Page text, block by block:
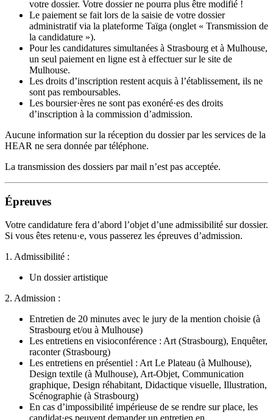
votre dossier. Votre dossier ne pourra plus être modifié !
Le paiement se fait lors de la saisie de votre dossier
administratif via la plateforme Taïga (onglet « Transmission de
la candidature »).
Pour les candidatures simultanées à Strasbourg et à Mulhouse,
un seul paiement en ligne est à effectuer sur le site de
Mulhouse.
Les droits d’inscription restent acquis à l’établissement, ils ne
sont pas remboursables.
Les boursier·ères ne sont pas exonéré·es des droits
d’inscription à la commission d’admission.
Aucune information sur la réception du dossier par les services de la
HEAR ne sera donnée par téléphone.
La transmission des dossiers par mail n’est pas acceptée.
Épreuves
Votre candidature fera d’abord l’objet d’une admissibilité sur dossier.
Si vous êtes retenu·e, vous passerez les épreuves d’admission.
1. Admissibilité :
Un dossier artistique
2. Admission :
Entretien de 20 minutes avec le jury de la mention choisie (à
Strasbourg et/ou à Mulhouse)
Les entretiens en visioconférence : Art (Strasbourg), Enquêter,
raconter (Strasbourg)
Les entretiens en présentiel : Art Le Plateau (à Mulhouse),
Design textile (à Mulhouse), Art-Objet, Communication
graphique, Design réhabitant, Didactique visuelle, Illustration,
Scénographie (à Strasbourg)
En cas d’impossibilité impérieuse de se rendre sur place, les